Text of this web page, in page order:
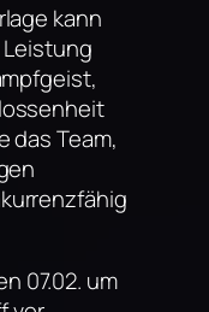
kann
Leistung
das Team,
07.02. um